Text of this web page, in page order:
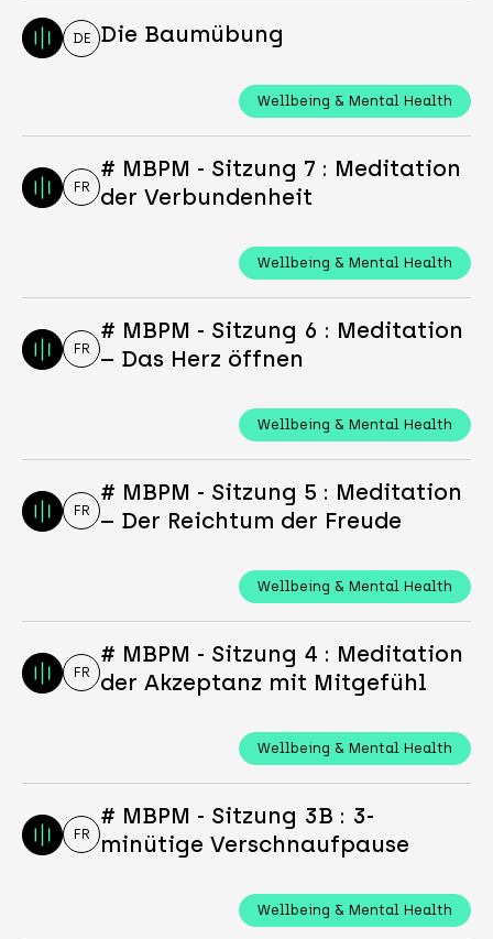
DE Die Baumübung
Wellbeing & Mental Health
FR
# MBPM - Sitzung 7 : Meditation
der Verbundenheit
Wellbeing & Mental Health
FR
# MBPM - Sitzung 6 : Meditation
– Das Herz öffnen
Wellbeing & Mental Health
FR
# MBPM - Sitzung 5 : Meditation
– Der Reichtum der Freude
Wellbeing & Mental Health
FR
# MBPM - Sitzung 4 : Meditation
der Akzeptanz mit Mitgefühl
Wellbeing & Mental Health
FR
# MBPM - Sitzung 3B : 3-
minütige Verschnaufpause
Wellbeing & Mental Health